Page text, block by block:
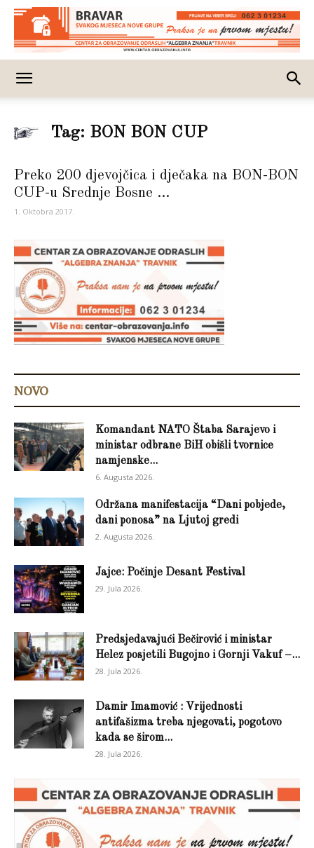
Tag: BON BON CUP
Preko 200 djevojčica i dječaka na BON-BON
CUP-u Srednje Bosne ...
1. Oktobra 2017.
NOVO
Komandant NATO Štaba Sarajevo i
ministar odbrane BiH obišli tvornice
namjenske...
6. Augusta 2026.
Održana manifestacija “Dani pobjede,
dani ponosa” na Ljutoj gredi
2. Augusta 2026.
Jajce: Počinje Desant Festival
29. Jula 2026.
Predsjedavajući Bečirović i ministar
Helez posjetili Bugojno i Gornji Vakuf –...
28. Jula 2026.
Damir Imamović : Vrijednosti
antifašizma treba njegovati, pogotovo
kada se širom...
28. Jula 2026.